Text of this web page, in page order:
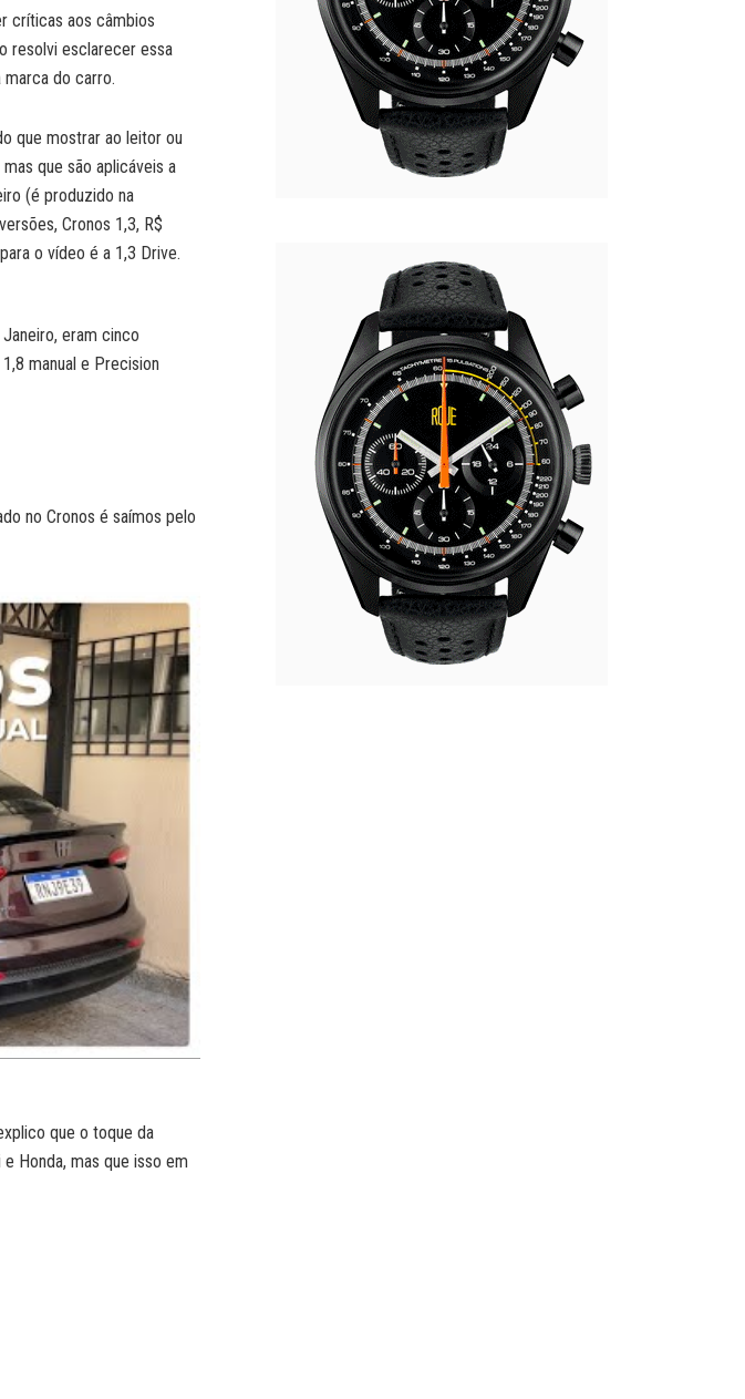
críticas aos câmbios
resolvi esclarecer essa
do carro.
que mostrar ao leitor ou
que são aplicáveis a
(é produzido na
Cronos 1,3, R$
o vídeo é a 1,3 Drive.
eram cinco
manual e Precision
no Cronos é saímos pelo
que o toque da
Honda, mas que isso em